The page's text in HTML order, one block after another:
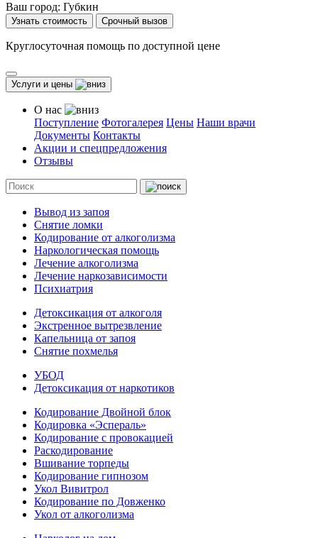
Ваш город: Губкин
Узнать стоимость Срочный вызов
Круглосуточная помощь по доступной цене
Услуги и цены
О нас
Поступление Фотогалерея Цены Наши врачи
Документы Контакты
Акции и спецпредложения
Отзывы
Вывод из запоя
Снятие ломки
Кодирование от алкоголизма
Наркологическая помощь
Лечение алкоголизма
Лечение наркозависимости
Психиатрия
Детоксикация от алкоголя
Экстренное вытрезвление
Капельница от запоя
Снятие похмелья
УБОД
Детоксикация от наркотиков
Кодирование Двойной блок
Кодировка «Эспераль»
Кодирование с провокацией
Раскодирование
Вшивание торпеды
Кодирование гипнозом
Укол Вивитрол
Кодирование по Довженко
Укол от алкоголизма